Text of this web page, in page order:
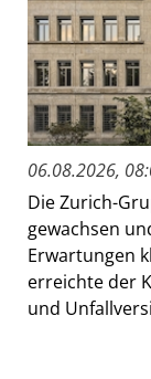
06.08.2026,
Die Zurich-
gewachsen
Erwartungen
erreichte der
und